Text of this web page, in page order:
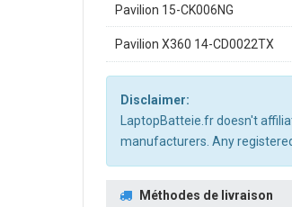
Pavilion 15-CK006NG
Pavilion X360 14-CD0022TX
Disclaimer:
LaptopBatteie.fr doesn't
manufacturers. Any
Méthodes de livraison